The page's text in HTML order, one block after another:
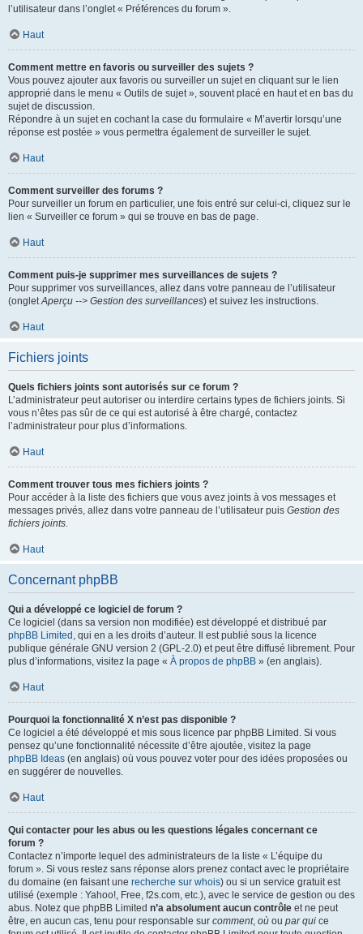
l’utilisateur dans l’onglet « Préférences du forum ».
Haut
Comment mettre en favoris ou surveiller des sujets ?
Vous pouvez ajouter aux favoris ou surveiller un sujet en cliquant sur le lien
approprié dans le menu « Outils de sujet », souvent placé en haut et en bas du
sujet de discussion.
Répondre à un sujet en cochant la case du formulaire « M’avertir lorsqu’une
réponse est postée » vous permettra également de surveiller le sujet.
Haut
Comment surveiller des forums ?
Pour surveiller un forum en particulier, une fois entré sur celui-ci, cliquez sur le
lien « Surveiller ce forum » qui se trouve en bas de page.
Haut
Comment puis-je supprimer mes surveillances de sujets ?
Pour supprimer vos surveillances, allez dans votre panneau de l’utilisateur
(ongletAperçu --> Gestion des surveillances) et suivez les instructions.
Haut
Fichiers joints
Quels fichiers joints sont autorisés sur ce forum ?
L’administrateur peut autoriser ou interdire certains types de fichiers joints. Si
vous n’êtes pas sûr de ce qui est autorisé à être chargé, contactez
l’administrateur pour plus d’informations.
Haut
Comment trouver tous mes fichiers joints ?
Pour accéder à la liste des fichiers que vous avez joints à vos messages et
messages privés, allez dans votre panneau de l’utilisateur puis Gestion des
fichiers joints.
Haut
Concernant phpBB
Qui a développé ce logiciel de forum ?
Ce logiciel (dans sa version non modifiée) est développé et distribué par
phpBB Limited , qui en a les droits d’auteur. Il est publié sous la licence
publique générale GNU version 2 (GPL-2.0) et peut être diffusé librement. Pour
plus d’informations, visitez la page « À propos de phpBB » (en anglais).
Haut
Pourquoi la fonctionnalité X n’est pas disponible ?
Ce logiciel a été développé et mis sous licence par phpBB Limited. Si vous
pensez qu’une fonctionnalité nécessite d’être ajoutée, visitez la page
phpBB Ideas (en anglais) où vous pouvez voter pour des idées proposées ou
en suggérer de nouvelles.
Haut
Qui contacter pour les abus ou les questions légales concernant ce
forum ?
Contactez n’importe lequel des administrateurs de la liste « L’équipe du
forum ». Si vous restez sans réponse alors prenez contact avec le propriétaire
du domaine (en faisant une recherche sur whois) ou si un service gratuit est
utilisé (exemple : Yahoo!, Free, f2s.com, etc.), avec le service de gestion ou des
abus. Notez que phpBB Limited n’a absolument aucun contrôle et ne peut
être, en aucun cas, tenu pour responsable sur comment, où ou par qui ce